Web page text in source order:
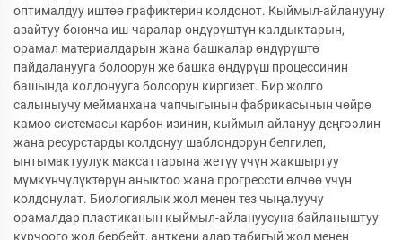
оптималдуу иштөө графиктерин колдонот. Кыймыл-айланууну
азайтуу боюнча иш-чаралар өндүрүштүн калдыктарын,
орамал материалдарын жана башкалар өндүрүштө
пайдаланууга болоорун же башка өндүрүш процессинин
башында колдонууга болоорун киргизет. Бир жолго
салыныучу мейманхана чапчыгынын фабрикасынын чөйрө
камоо системасы карбон изинин, кыймыл-айлануу деңгээлин
жана ресурстарды колдонуу шаблондорун белгилеп,
ынтымактуулук максаттарына жетүү үчүн жакшыртуу
мүмкүнчүлүктөрүн аныктоо жана прогрессти өлчөө үчүн
колдонулат. Биологиялык жол менен тез чыңалуучу
орамалдар пластиканын кыймыл-айлануусуна байланыштуу
курчоого жол бербейт, анткени алар табигый жол менен